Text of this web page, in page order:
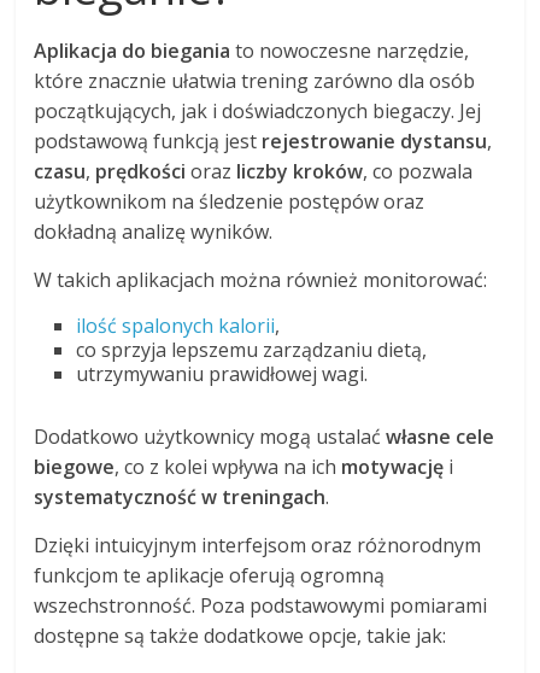
Aplikacja do biegania to nowoczesne narzędzie,
które znacznie ułatwia trening zarówno dla osób
początkujących, jak i doświadczonych biegaczy. Jej
podstawową funkcją jest rejestrowanie dystansu,
czasu, prędkości oraz liczby kroków, co pozwala
użytkownikom na śledzenie postępów oraz
dokładną analizę wyników.
W takich aplikacjach można również monitorować:
ilość spalonych kalorii,
co sprzyja lepszemu zarządzaniu dietą,
utrzymywaniu prawidłowej wagi.
Dodatkowo użytkownicy mogą ustalaćwłasne cele
biegowe, co z kolei wpływa na ich motywację i
systematyczność w treningach.
Dzięki intuicyjnym interfejsom oraz różnorodnym
funkcjom te aplikacje oferują ogromną
wszechstronność. Poza podstawowymi pomiarami
dostępne są także dodatkowe opcje, takie jak: